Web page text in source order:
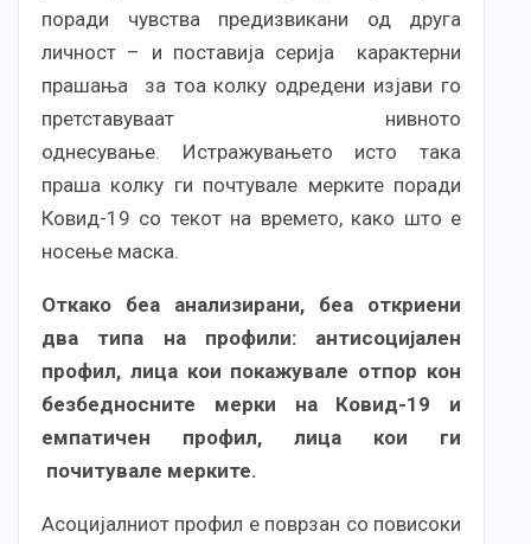
поради чувства предизвикани од друга
личност – и поставија серија карактерни
прашања за тоа колку одредени изјави го
претставуваат нивното
однесување. Истражувањето исто така
праша колку ги почтувале мерките поради
Ковид-19 со текот на времето, како што е
носење маска.
Откако беа анализирани, беа откриени
два типа на профили: антисоцијален
профил, лица кои покажувале отпор кон
безбедносните мерки на Ковид-19 и
емпатичен профил, лица кои ги
почитувале мерките.
Асоцијалниот профил е поврзан со повисоки